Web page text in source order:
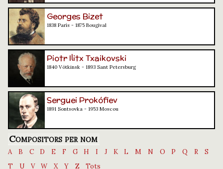
Georges Bizet
1838 París - 1875 Bougival
Piotr Ilitx Txaikovski
1840 Vótkinsk - 1893 Sant Petersburg
Serguei Prokófiev
1891 Sontsovka - 1953 Moscou
Compositors per nom
A B C D E F G H I J K L M N O P Q R
S
T
U V W X Y Z Tots